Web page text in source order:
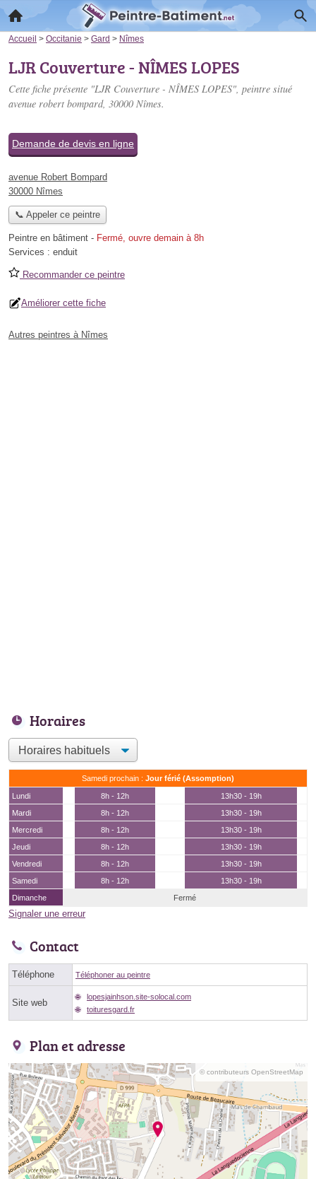
Accueil > Occitanie > Gard > Nîmes
LJR Couverture - NÎMES LOPES
Cette fiche présente "LJR Couverture - NÎMES LOPES", peintre situé
avenue robert bompard, 30000 Nîmes.
Demande de devis en ligne
avenue Robert Bompard
30000 Nîmes
📞 Appeler ce peintre
Peintre en bâtiment - Fermé, ouvre demain à 8h
Services : enduit
Recommander ce peintre
Améliorer cette fiche
Autres peintres à Nîmes
Horaires
Samedi prochain : Jour férié (Assomption)
Lundi 8h - 12h
13h30 - 19h
Mardi
8h - 12h
13h30 - 19h
Mercredi
8h - 12h
13h30 - 19h
Jeudi
8h - 12h
13h30 - 19h
Vendredi
8h - 12h
13h30 - 19h
Samedi
8h - 12h
13h30 - 19h
Dimanche
Fermé
Signaler une erreur
Contact
Téléphone Téléphoner au peintre
Site web
lopesjainhson.site-solocal.com
toituresgard.fr
Plan et adresse
© contributeurs OpenStreetMap